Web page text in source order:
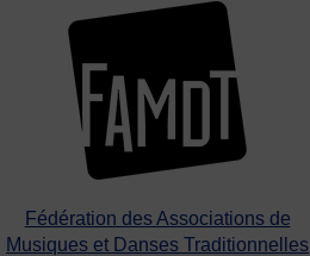
Fédération des Associations de
Musiques et Danses Traditionnelles